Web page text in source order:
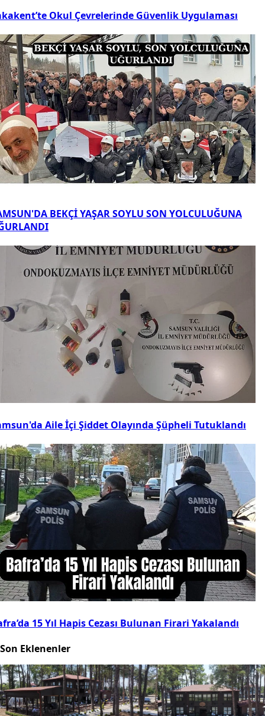
Okul Çevrelerinde Güvenlik Uygulaması
BEKÇİ YAŞAR SOYLU SON YOLCULUĞUNA
Aile İçi Şiddet Olayında Şüpheli Tutuklandı
15 Yıl Hapis Cezası Bulunan Firari Yakalandı
Son Eklenenler